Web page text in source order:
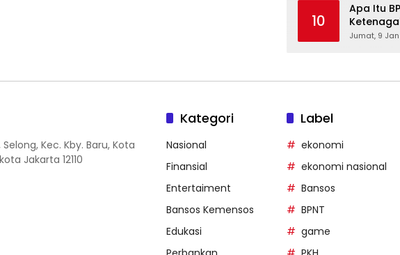
10
Apa Itu
Lengkap
Jumat, 9
Kec. Kby. Baru, Kota
Jakarta 12110
Kategori
Nasional
Finansial
Entertaiment
Bansos Kemensos
Edukasi
Label
ekonomi
ekonomi nasional
Bansos
BPNT
game